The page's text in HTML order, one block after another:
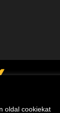
oldal cookiekat